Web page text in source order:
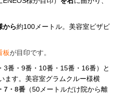
から約100メートル。 美容室ビザビ
板が目印です。
3番・9番・10番・15番・16番）と
ます。 美容室グラムクルー様横
7・8番 （50メートルだけ院から離